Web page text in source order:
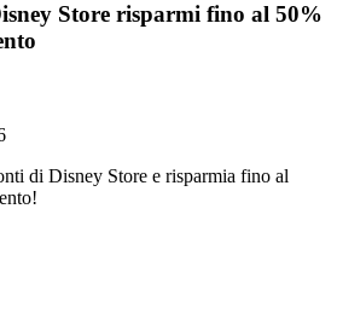
Store risparmi fino al 50%
di Disney Store e risparmia fino al